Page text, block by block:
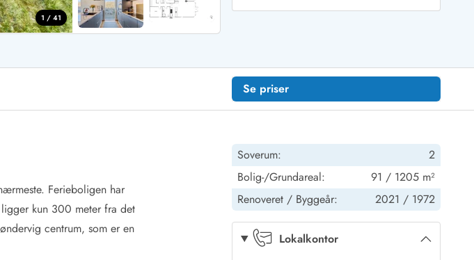
1 / 41
Se priser
Ferieboligen har
kun 300 meter fra det
centrum, som er en
Soverum:
2
Bolig-/Grundareal:
91 / 1205 m²
Renoveret / Byggeår: 2021 / 1972
Lokalkontor